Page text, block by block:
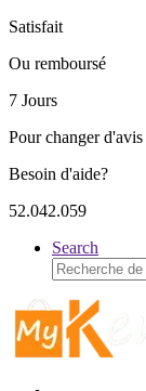
Satisfait
Ou remboursé
7 Jours
Pour changer d'avis
Besoin d'aide?
52.042.059
Search
Recherche
pour :